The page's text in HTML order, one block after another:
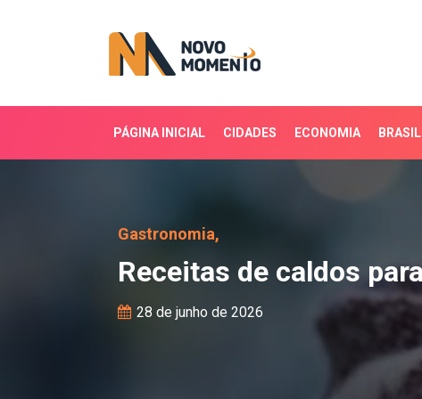
PÁGINA INICIAL CIDADES ECONOMIA BRASIL
Receitas de caldos para
Gastronomia,
Receitas de caldos
28 de junho de 2026